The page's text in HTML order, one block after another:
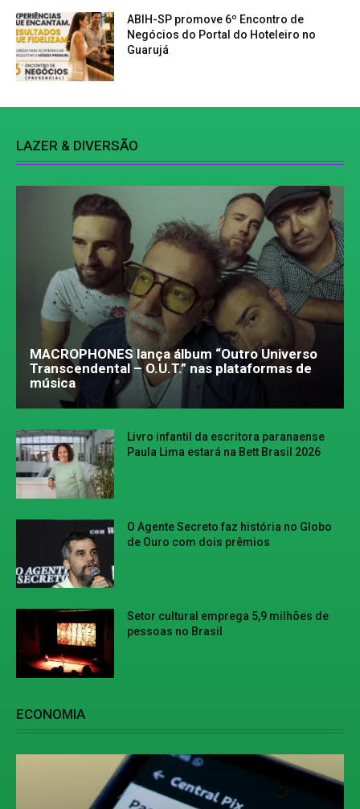
ABIH-SP promove 6º Encontro de
Negócios do Portal do Hoteleiro no
Guarujá
LAZER & DIVERSÃO
MACROPHONES lança álbum “Outro Universo
Transcendental – O.U.T.” nas plataformas de
música
Livro infantil da escritora paranaense
Paula Lima estará na Bett Brasil 2026
O Agente Secreto faz história no Globo
de Ouro com dois prêmios
Setor cultural emprega 5,9 milhões de
pessoas no Brasil
ECONOMIA